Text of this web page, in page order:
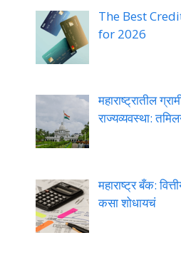
The Best
for 2026
महाराष्ट्रातील
राज्यव्यवस्था:
महाराष्ट्र बँक:
कसा शोधायचं